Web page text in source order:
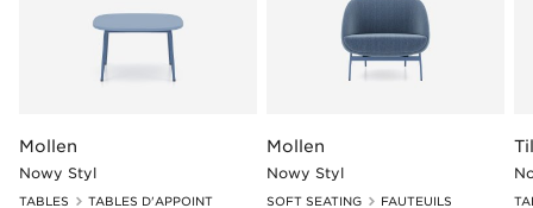
Mollen
Nowy Styl
TABLES TABLES D'APPOINT
Mollen
Nowy Styl
SOFT SEATING FAUTEUILS